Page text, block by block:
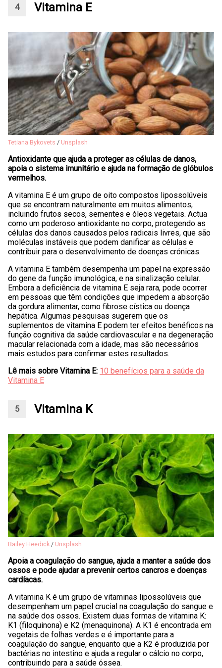
Vitamina E
Tetiana Bykovets / Unsplash
Antioxidante que ajuda a proteger as células de danos,
apoia o sistema imunitário e ajuda na formação de glóbulos
vermelhos.
A vitamina E é um grupo de oito compostos lipossolúveis
que se encontram naturalmente em muitos alimentos,
incluindo frutos secos, sementes e óleos vegetais. Actua
como um poderoso antioxidante no corpo, protegendo as
células dos danos causados pelos radicais livres, que são
moléculas instáveis que podem danificar as células e
contribuir para o desenvolvimento de doenças crónicas.
A vitamina E também desempenha um papel na expressão
do gene da função imunológica, e na sinalização celular.
Embora a deficiência de vitamina E seja rara, pode ocorrer
em pessoas que têm condições que impedem a absorção
da gordura alimentar, como fibrose cística ou doença
hepática. Algumas pesquisas sugerem que os
suplementos de vitamina E podem ter efeitos benéficos na
função cognitiva da saúde cardiovascular e na degeneração
macular relacionada com a idade, mas são necessários
mais estudos para confirmar estes resultados.
Lê mais sobre Vitamina E: 10 benefícios para a saúde da
Vitamina E
Vitamina K
Bailey Heedick / Unsplash
Apoia a coagulação do sangue, ajuda a manter a saúde dos
ossos e pode ajudar a prevenir certos cancros e doenças
cardíacas.
A vitamina K é um grupo de vitaminas lipossolúveis que
desempenham um papel crucial na coagulação do sangue e
na saúde dos ossos. Existem duas formas de vitamina K:
K1 (filoquinona) e K2 (menaquinona). A K1 é encontrada em
vegetais de folhas verdes e é importante para a
coagulação do sangue, enquanto que a K2 é produzida por
bactérias no intestino e ajuda a regular o cálcio no corpo,
contribuindo para a saúde óssea.